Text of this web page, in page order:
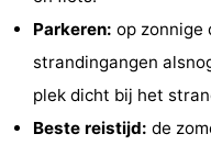
Parkeren: op zonnige
strandingangen
plek dicht bij het
Beste reistijd: de